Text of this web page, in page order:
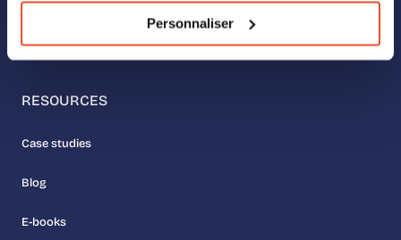
Personnaliser
Meet the team
Join us
RESOURCES
Case studies
Blog
E-books